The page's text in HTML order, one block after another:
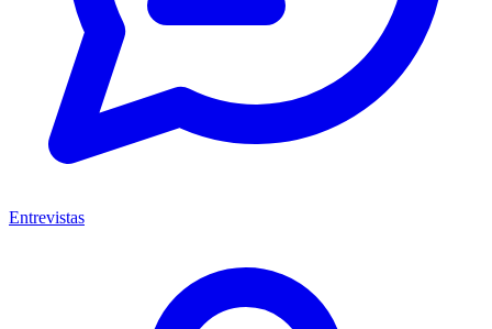
Entrevistas